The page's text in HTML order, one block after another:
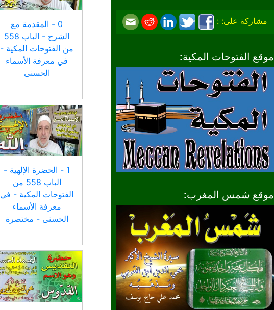
مشاركة على: :
موقع الفتوحات المكية:
موقع شمس المغرب:
0 - المقدمة مع
الشرح - الباب 558
من الفتوحات المكية -
في معرفة الأسماء
الحسنى
1 - الحضرة الإلهية -
الباب 558 من
الفتوحات المكية - في
معرفة الأسماء
الحسنى - مختصرة